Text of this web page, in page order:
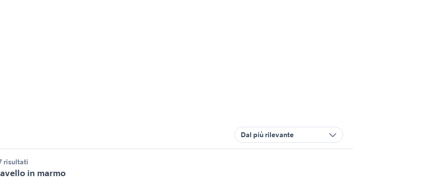
Dal più rilevante
risultati
in marmo